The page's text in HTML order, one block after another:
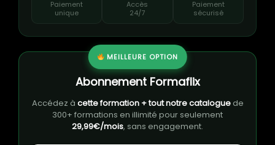
Paiement
unique
Accès
24/7
Paiement
sécurisé
MEILLEURE OPTION
Abonnement Formaflix
Accédez à cette formation + tout notre cataloguede
300+ formations en illimité pour seulement
29,99€/mois, sans engagement.